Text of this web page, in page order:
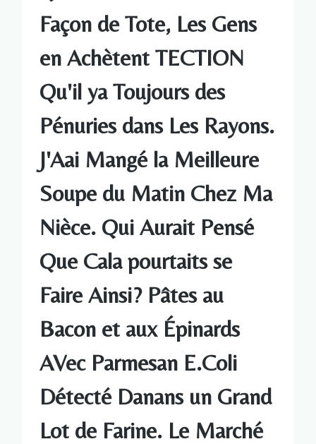
Façon de Tote, Les Gens
en Achètent TECTION
Qu'il ya Toujours des
Pénuries dans Les Rayons.
J'Aai Mangé la Meilleure
Soupe du Matin Chez Ma
Nièce. Qui Aurait Pensé
Que Cala pourtaits se
Faire Ainsi? Pâtes au
Bacon et aux Épinards
AVec Parmesan E.Coli
Détecté Danans un Grand
Lot de Farine. Le Marché